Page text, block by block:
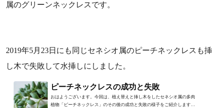
属のグリーンネックレスです。
2019年5月23日にも 同じセネシオ属のピーチネックレスも挿
し木で失敗して水挿しにしました。
ピーチネックレスの成功と失敗
おはようございます。今回は、植え替えと挿し木をしたセネシオ属の多肉
植物「ピーチネックレス」のその後の成功と失敗の様子をご紹介します。